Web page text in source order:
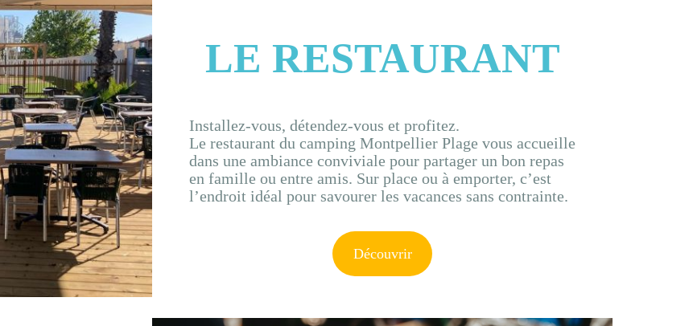
LE RESTAURANT
Installez-vous, détendez-vous et profitez.
Le restaurant du camping Montpellier Plage vous accueille
dans une ambiance conviviale pour partager un bon repas
en famille ou entre amis. Sur place ou à emporter, c’est
l’endroit idéal pour savourer les vacances sans contrainte.
Découvrir